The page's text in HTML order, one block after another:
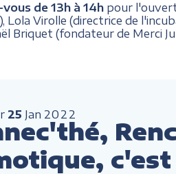
de 13h à 14h pour
Lola Virolle (directrice de
Briquet (fondateur de Merci
25 Jan 2022